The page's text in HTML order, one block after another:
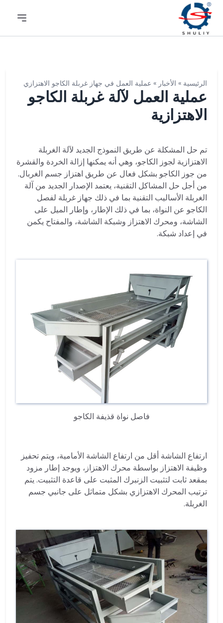
الرئيسية » الأخبار » عملية العمل في جهاز غربلة الكاجو الاهتزازي
عملية العمل لآلة غربلة الكاجو
الاهتزازية
تم حل المشكلة عن طريق النموذج الجديد لآلة الغربلة
الاهتزازية لجوز الكاجو، وهي أنه يمكنها إزالة الخردة والقشرة
من جوز الكاجو بشكل فعال عن طريق اهتزاز جسم الغربال.
من أجل حل المشاكل التقنية، يعتمد الإصدار الجديد من آلة
الغربلة الأساليب التقنية بما في ذلك جهاز غربلة لفصل
الكاجو عن النواة، بما في ذلك الإطار، وإطار الميل على
الشاشة، ومحرك الاهتزاز وشبكة الشاشة، والمفتاح يكمن
في إعداد شبكة.
فاصل نواة قذيفة الكاجو
ارتفاع الشاشة أقل من ارتفاع الشاشة الأمامية، ويتم تحفيز
وظيفة الاهتزاز بواسطة محرك الاهتزاز، ويوجد إطار مزود
بمقعد ثابت لتثبيت الزنبرك المثبت على قاعدة التثبيت. يتم
ترتيب المحرك الاهتزازي بشكل متماثل على جانبي جسم
الغربلة.